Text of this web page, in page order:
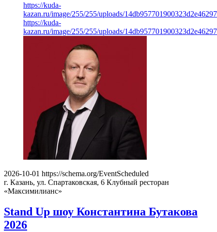
https://kuda-
kazan.ru/image/255/255/uploads/
https://kuda-
kazan.ru/image/255/255/uploads/
2026-10-01 https://schema.org/EventScheduled
г. Казань, ул. Спартаковская, 6 Клубный ресторан
«Максимилианс»
Stand Up шоу Константина Бутакова
2026